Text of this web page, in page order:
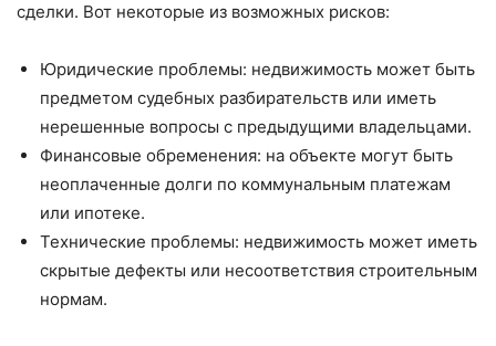
сделки. Вот некоторые из возможных рисков:
Юридические проблемы: недвижимость может быть
предметом судебных разбирательств или иметь
нерешенные вопросы с предыдущими владельцами.
Финансовые обременения: на объекте могут быть
неоплаченные долги по коммунальным платежам
или ипотеке.
Технические проблемы: недвижимость может иметь
скрытые дефекты или несоответствия строительным
нормам.